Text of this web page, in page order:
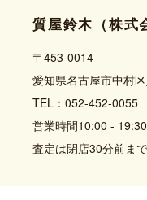
質屋鈴木（株式
〒453-0014
愛知県名古屋市中村
TEL：052-452-0055
営業時間10:00 - 19:30
査定は閉店30分前まで